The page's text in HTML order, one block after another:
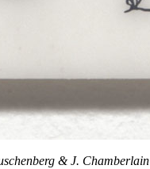
& J. Chamberlain